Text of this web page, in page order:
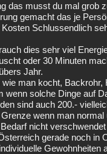
das musst du mal grob
gemacht das je
Schlussendlich
dies sehr viel
oder 30 Minuten
Jahr.
man kocht, Backrohr,
wenn solche Dinge auf
sind auch 200.-
wenn man
nicht
gerade noch in
Gewohnheiten